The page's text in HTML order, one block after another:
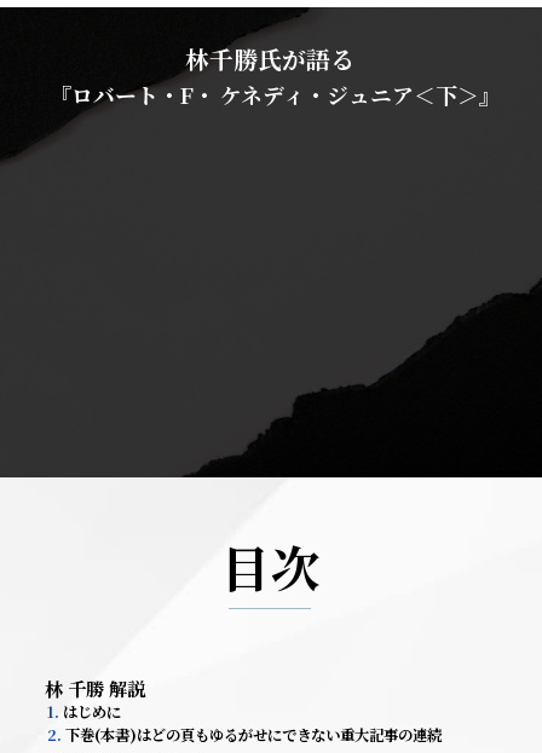
林千勝氏が語る
『ロバート・F・ ケネディ・ジュニア＜下＞』
目次
林 千勝 解説
1. はじめに
2. 下巻(本書)はどの頁もゆるがせにできない重大記事の連続